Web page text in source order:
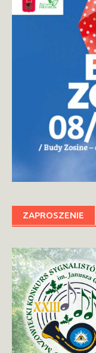
ZAPROSZENIE